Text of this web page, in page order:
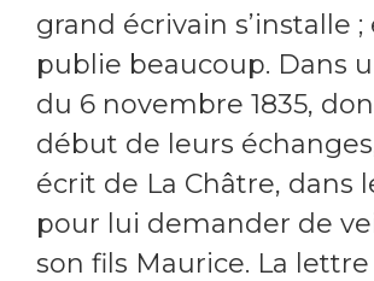
grand écrivain s’installe ;
publie beaucoup. Dans
du 6 novembre 1835,
début de leurs
écrit de La Châtre, dans
pour lui demander de
son fils Maurice. La